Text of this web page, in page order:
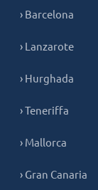
› Barcelona
› Lanzarote
› Hurghada
› Teneriffa
› Mallorca
› Gran Canaria